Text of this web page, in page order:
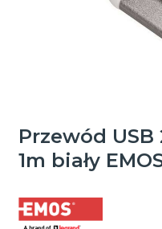
Przewód
1m biały